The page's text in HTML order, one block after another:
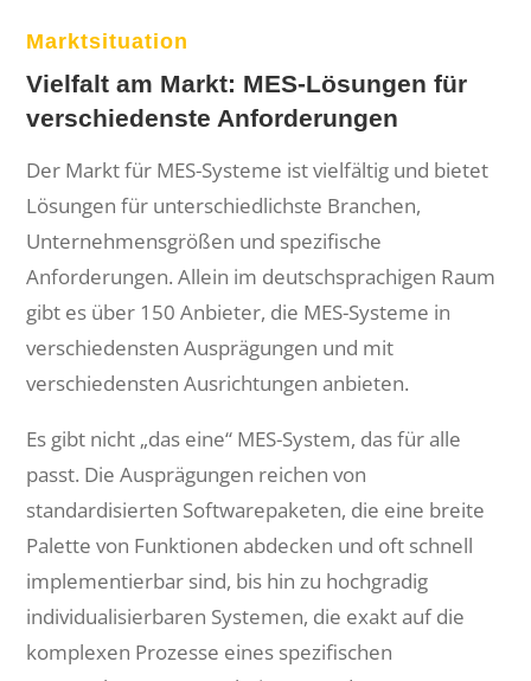
Marktsituation
Vielfalt am Markt: MES-Lösungen für
verschiedenste Anforderungen
Der Markt für MES-Systeme ist vielfältig und bietet
Lösungen für unterschiedlichste Branchen,
Unternehmensgrößen und spezifische
Anforderungen. Allein im deutschsprachigen Raum
gibt es über 150 Anbieter, die MES-Systeme in
verschiedensten Ausprägungen und mit
verschiedensten Ausrichtungen anbieten.
Es gibt nicht „das eine“ MES-System, das für alle
passt. Die Ausprägungen reichen von
standardisierten Softwarepaketen, die eine breite
Palette von Funktionen abdecken und oft schnell
implementierbar sind, bis hin zu hochgradig
individualisierbaren Systemen, die exakt auf die
komplexen Prozesse eines spezifischen